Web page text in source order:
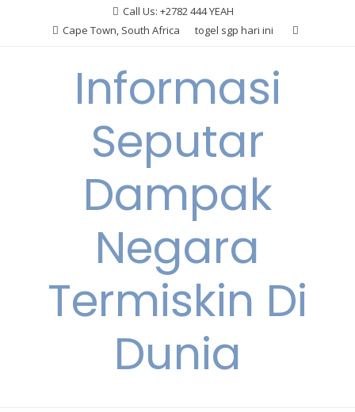
Call Us: +2782 444 YEAH
Cape Town, South Africa
togel sgp hari ini
Informasi
Seputar
Dampak
Negara
Termiskin Di
Dunia